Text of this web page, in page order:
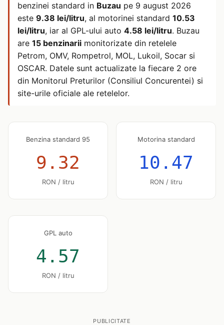
benzinei standard in Buzau pe 9 august 2026
este 9.38 lei/litru, al motorinei standard 10.53
lei/litru, iar al GPL-ului auto 4.58 lei/litru. Buzau
are 15 benzinarii monitorizate din retelele
Petrom, OMV, Rompetrol, MOL, Lukoil, Socar si
OSCAR. Datele sunt actualizate la fiecare 2 ore
din Monitorul Preturilor (Consiliul Concurentei) si
site-urile oficiale ale retelelor.
Benzina standard 95
9.32
RON / litru
Motorina standard
10.47
RON / litru
GPL auto
4.57
RON / litru
PUBLICITATE